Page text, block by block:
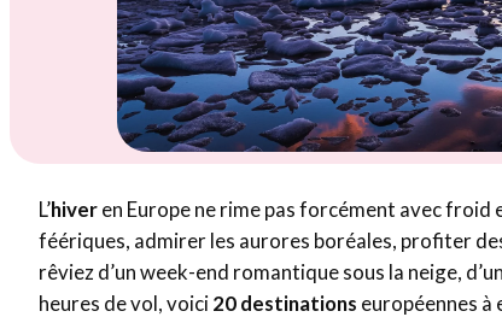
L’hiveren Europe ne rime pas forcément avec froid
féériques, admirer les aurores boréales, profiter
rêviez d’un week-end romantique sous la neige,
heures de vol, voici20 destinations européennes à